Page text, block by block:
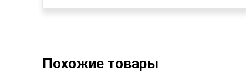
Похожие товары